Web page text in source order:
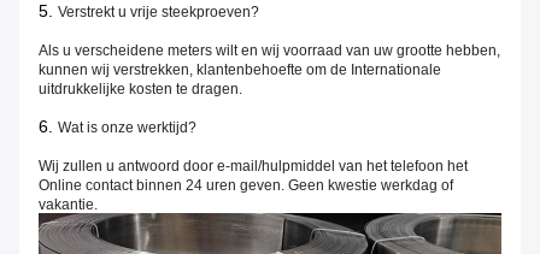
5. Verstrekt u vrije steekproeven?
Als u verscheidene meters wilt en wij voorraad van uw grootte hebben,
kunnen wij verstrekken, klantenbehoefte om de Internationale
uitdrukkelijke kosten te dragen.
6. Wat is onze werktijd?
Wij zullen u antwoord door e-mail/hulpmiddel van het telefoon het
Online contact binnen 24 uren geven. Geen kwestie werkdag of
vakantie.